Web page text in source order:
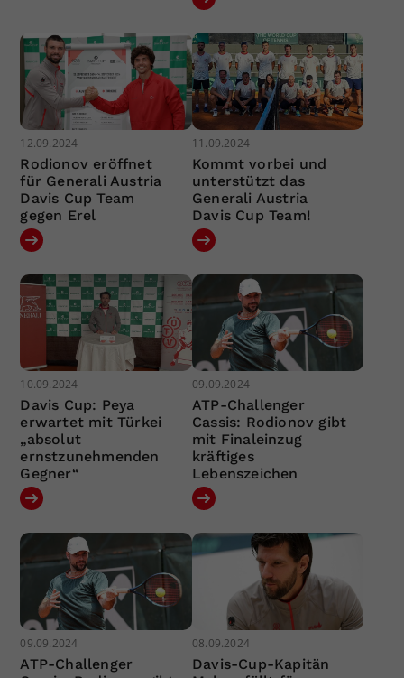
12.09.2024
Rodionov eröffnet
für Generali Austria
Davis Cup Team
gegen Erel
11.09.2024
Kommt vorbei und
unterstützt das
Generali Austria
Davis Cup Team!
10.09.2024
Davis Cup: Peya
erwartet mit Türkei
„absolut
ernstzunehmenden
Gegner“
09.09.2024
ATP-Challenger
Cassis: Rodionov gibt
mit Finaleinzug
kräftiges
Lebenszeichen
09.09.2024
ATP-Challenger
08.09.2024
Davis-Cup-Kapitän